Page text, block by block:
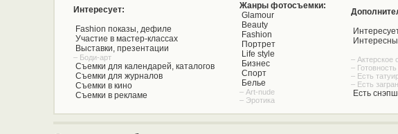
Интересует:
Fashion показы, дефиле
Участие в мастер-классах
Выставки, презентации
– Боди-арт
Съемки для календарей, каталогов
Съемки для журналов
Съемки в кино
Съемки в рекламе
Жанры фотосъемки:
Glamour
Beauty
Fashion
Портрет
Life style
Бизнес
Спорт
Белье
– Art-nude
– Эротика
– Актерское
–
– Есть
– Есть
Есть